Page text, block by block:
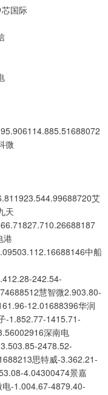
国际
微
艾
天
港
中船
242.54-
慧智微2.903.80-
12.01688396华润
-1.852.77-1415.71-
深南电
2478.52-
思特威-3.362.21-
4.04300474景嘉
-1.004.67-4879.40-